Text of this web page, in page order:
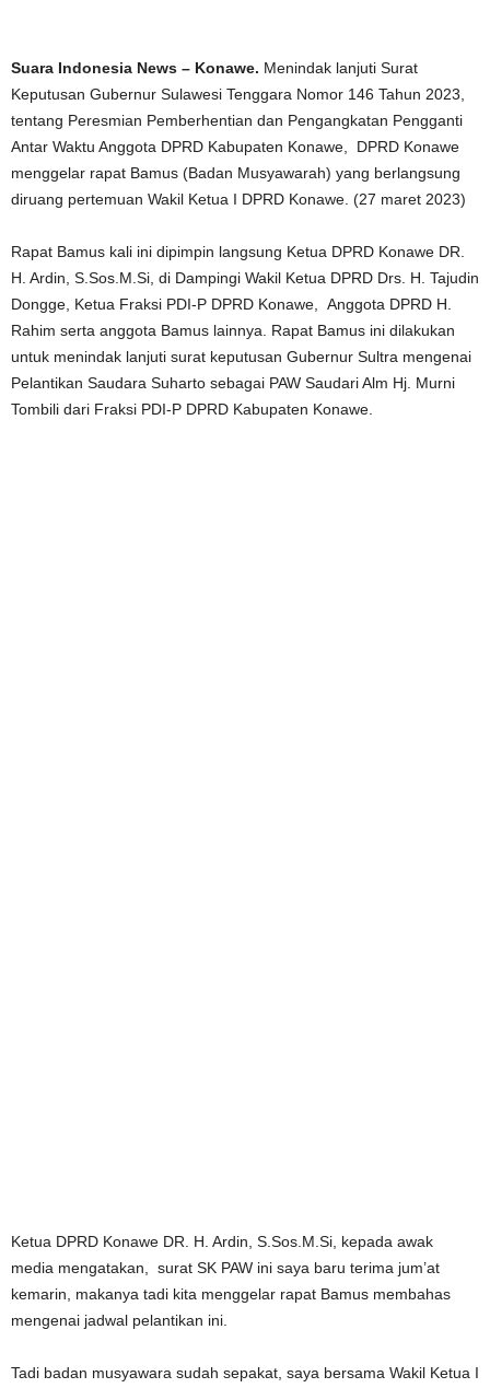
Suara Indonesia News – Konawe. Menindak lanjuti Surat
Keputusan Gubernur Sulawesi Tenggara Nomor 146 Tahun 2023,
tentang Peresmian Pemberhentian dan Pengangkatan Pengganti
Antar Waktu Anggota DPRD Kabupaten Konawe, DPRD Konawe
menggelar rapat Bamus (Badan Musyawarah) yang berlangsung
diruang pertemuan Wakil Ketua I DPRD Konawe. (27 maret 2023)
Rapat Bamus kali ini dipimpin langsung Ketua DPRD Konawe DR.
H. Ardin, S.Sos.M.Si, di Dampingi Wakil Ketua DPRD Drs. H. Tajudin
Dongge, Ketua Fraksi PDI-P DPRD Konawe, Anggota DPRD H.
Rahim serta anggota Bamus lainnya. Rapat Bamus ini dilakukan
untuk menindak lanjuti surat keputusan Gubernur Sultra mengenai
Pelantikan Saudara Suharto sebagai PAW Saudari Alm Hj. Murni
Tombili dari Fraksi PDI-P DPRD Kabupaten Konawe.
Ketua DPRD Konawe DR. H. Ardin, S.Sos.M.Si, kepada awak
media mengatakan, surat SK PAW ini saya baru terima jum’at
kemarin, makanya tadi kita menggelar rapat Bamus membahas
mengenai jadwal pelantikan ini.
Tadi badan musyawara sudah sepakat, saya bersama Wakil Ketua I